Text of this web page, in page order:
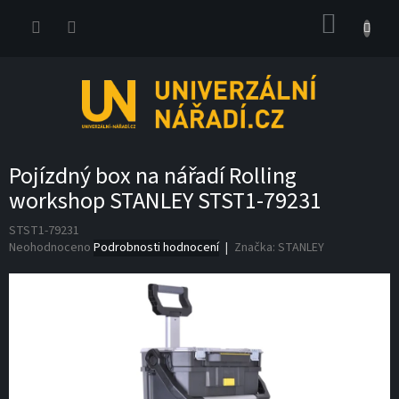
Pojízdný box na nářadí Rolling
workshop STANLEY STST1-79231
STST1-79231
Průměrné
Neohodnoceno Podrobnosti hodnocení Značka: STANLEY